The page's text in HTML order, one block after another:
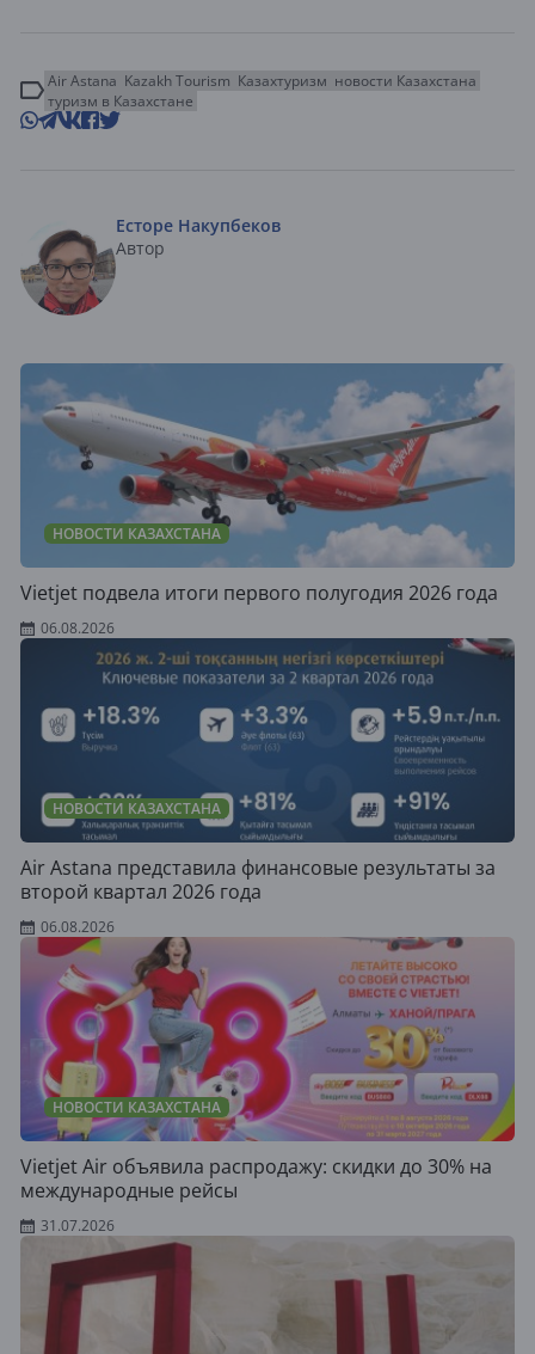
Air Astana Kazakh Tourism Казахтуризм новости Казахстана
туризм в Казахстане
Есторе Накупбеков
Автор
НОВОСТИ КАЗАХСТАНА
Vietjet подвела итоги первого полугодия 2026 года
06.08.2026
НОВОСТИ КАЗАХСТАНА
Air Astana представила финансовые результаты за
второй квартал 2026 года
06.08.2026
НОВОСТИ КАЗАХСТАНА
Vietjet Air объявила распродажу: скидки до 30% на
международные рейсы
31.07.2026